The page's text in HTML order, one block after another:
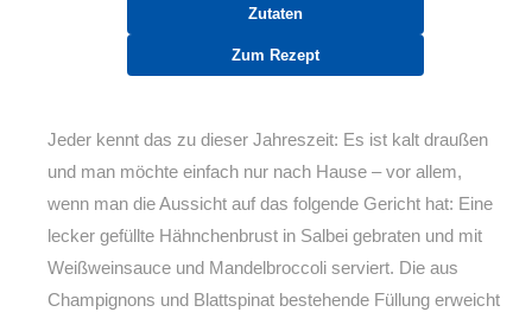
Zutaten
Zum Rezept
Jeder kennt das zu dieser Jahreszeit: Es ist kalt draußen
und man möchte einfach nur nach Hause – vor allem,
wenn man die Aussicht auf das folgende Gericht hat: Eine
lecker gefüllte Hähnchenbrust in Salbei gebraten und mit
Weißweinsauce und Mandelbroccoli serviert. Die aus
Champignons und Blattspinat bestehende Füllung erweicht